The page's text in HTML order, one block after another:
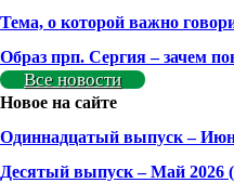
Тема, о которой важно
Образ прп. Сергия – зачем
Все новости
Новое на сайте
Одиннадцатый выпуск –
Деcятый выпуск – Май 2026